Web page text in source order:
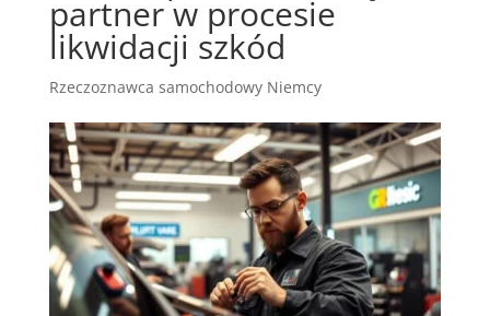
partner w procesie
likwidacji szkód
Rzeczoznawca samochodowy Niemcy